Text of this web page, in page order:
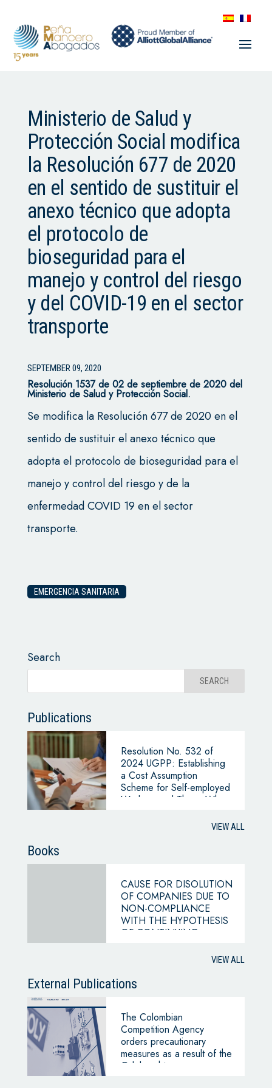
Ministerio de Salud y
Protección Social modifica
la Resolución 677 de 2020
en el sentido de sustituir el
anexo técnico que adopta
el protocolo de
bioseguridad para el
manejo y control del riesgo
y del COVID-19 en el sector
transporte
SEPTEMBER 09, 2020
Resolución 1537 de 02 de septiembre de 2020 del
Ministerio de Salud y Protección Social.
Se modifica la Resolución 677 de 2020 en el
sentido de sustituir el anexo técnico que
adopta el protocolo de bioseguridad para el
manejo y control del riesgo y de la
enfermedad COVID 19 en el sector
transporte.
EMERGENCIA SANITARIA
Search
Publications
Resolution No. 532 of
2024 UGPP: Establishing
a Cost Assumption
Scheme for Self-employed
Workers and Those Who
VIEW ALL
Books
CAUSE FOR DISOLUTION
OF COMPANIES DUE TO
NON-COMPLIANCE
WITH THE HYPOTHESIS
OF CONTINUING
VIEW ALL
External Publications
The Colombian
Competition Agency
orders precautionary
measures as a result of the
Odebrecht case